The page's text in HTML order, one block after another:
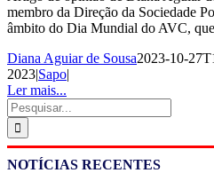
membro da Direção da Sociedade
âmbito do Dia Mundial do AVC,
Diana Aguiar de Sousa2023-10-
2023|Sapo|
Ler mais...
Pesquisar
NOTÍCIAS RECENTES